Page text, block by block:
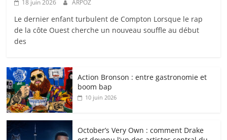
18 juin 2026 ARPOZ
Le dernier enfant turbulent de Compton Lorsque le rap
de la côte Ouest cherche un nouveau souffle au début
des
Action Bronson : entre gastronomie et
boom bap
10 juin 2026
October’s Very Own : comment Drake